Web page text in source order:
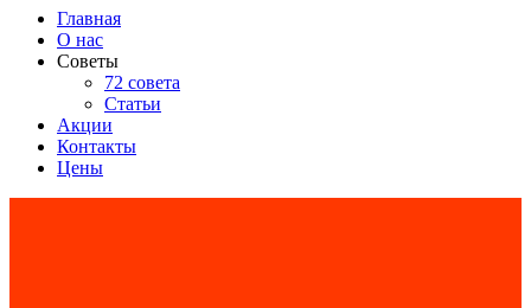
Главная
О нас
Советы
72 совета
Статьи
Акции
Контакты
Цены